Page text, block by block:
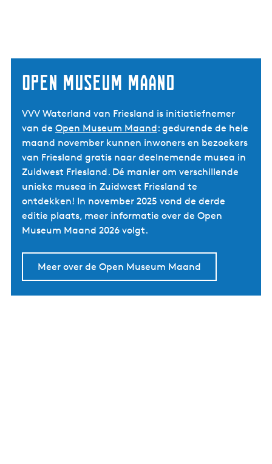
Open Museum Maand
VVV Waterland van Friesland is initiatiefnemer
van de Open Museum Maand: gedurende de hele
maand november kunnen inwoners en bezoekers
van Friesland gratis naar deelnemende musea in
Zuidwest Friesland. Dé manier om verschillende
unieke musea in Zuidwest Friesland te
ontdekken! In november 2025 vond de derde
editie plaats, meer informatie over de Open
Museum Maand 2026 volgt.
Meer over de Open Museum Maand